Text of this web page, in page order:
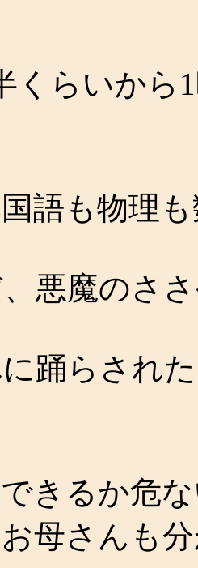
くらいから
語も物理
悪魔のさ
踊らされ
できるか危
母さんも